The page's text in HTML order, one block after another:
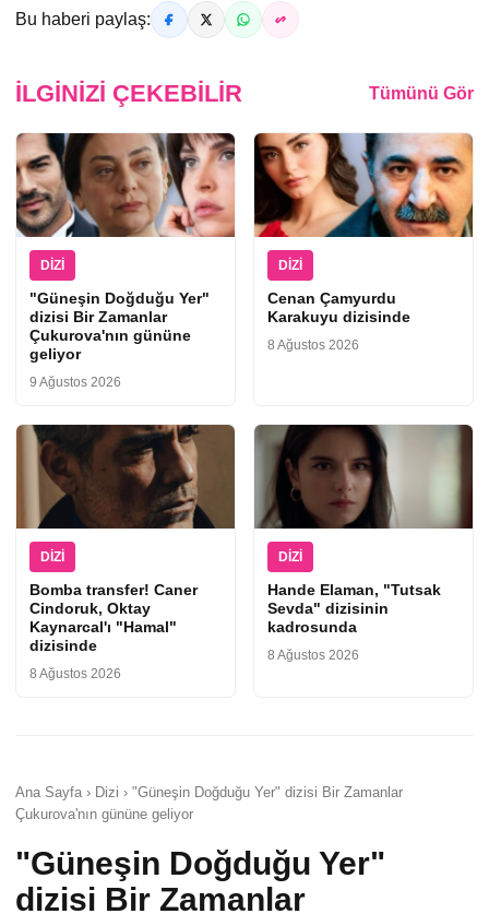
Bu haberi paylaş:
İLGINIZI ÇEKEBILIR Tümünü Gör
DIZI
"Güneşin Doğduğu Yer"
dizisi Bir Zamanlar
Çukurova'nın gününe
geliyor
9 Ağustos 2026
DIZI
Cenan Çamyurdu
Karakuyu dizisinde
8 Ağustos 2026
DIZI
Bomba transfer! Caner
Cindoruk, Oktay
Kaynarcal'ı "Hamal"
dizisinde
8 Ağustos 2026
DIZI
Hande Elaman, "Tutsak
Sevda" dizisinin
kadrosunda
8 Ağustos 2026
Ana Sayfa › Dizi › "Güneşin Doğduğu Yer" dizisi Bir Zamanlar
Çukurova'nın gününe geliyor
"Güneşin Doğduğu Yer"
dizisi Bir Zamanlar